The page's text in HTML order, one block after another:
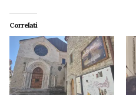
Correlati